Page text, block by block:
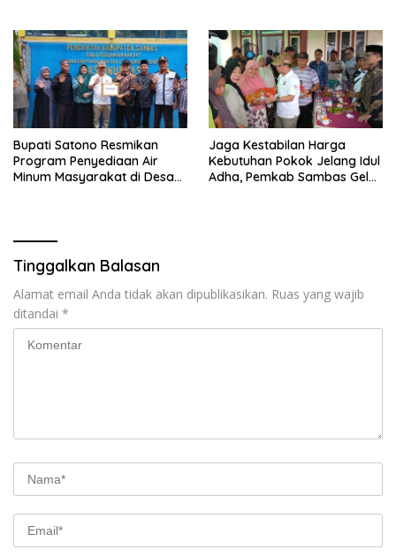
Bupati Satono Resmikan
Program Penyediaan Air
Minum Masyarakat di Desa
Jaga Kestabilan Harga
Kebutuhan Pokok Jelang Idul
Adha, Pemkab Sambas Gelar
Tinggalkan Balasan
Alamat email Anda tidak akan dipublikasikan. Ruas yang wajib
ditandai *